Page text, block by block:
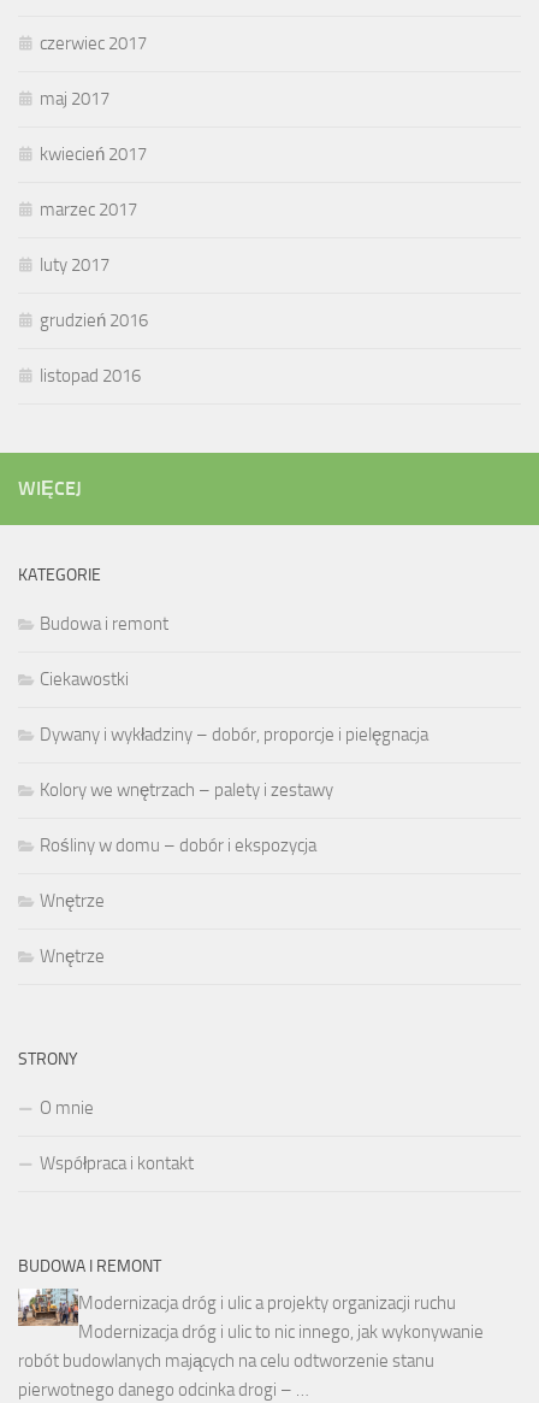
czerwiec 2017
maj 2017
kwiecień 2017
marzec 2017
luty 2017
grudzień 2016
listopad 2016
WIĘCEJ
KATEGORIE
Budowa i remont
Ciekawostki
Dywany i wykładziny – dobór, proporcje i pielęgnacja
Kolory we wnętrzach – palety i zestawy
Rośliny w domu – dobór i ekspozycja
Wnętrze
Wnętrze
STRONY
O mnie
Współpraca i kontakt
BUDOWA I REMONT
Modernizacja dróg i ulic a projekty organizacji ruchu
Modernizacja dróg i ulic to nic innego, jak wykonywanie
robót budowlanych mających na celu odtworzenie stanu
pierwotnego danego odcinka drogi – …